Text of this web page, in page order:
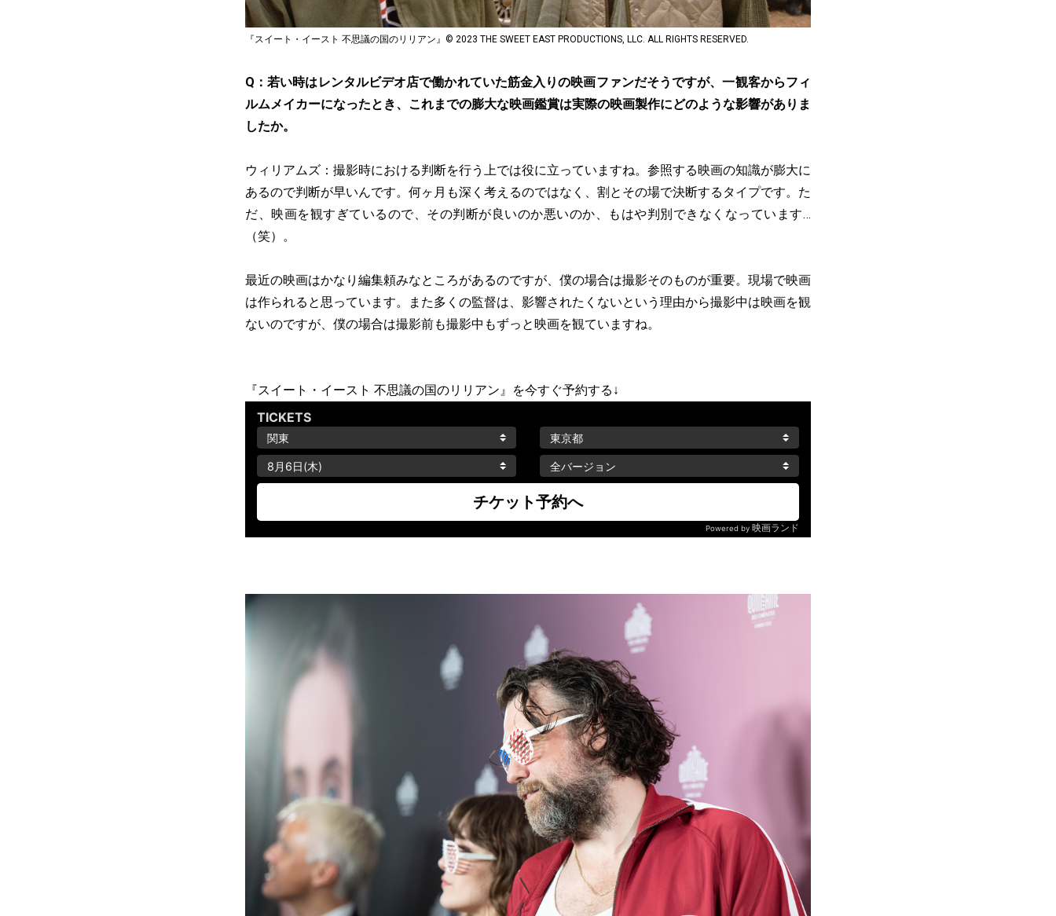
『スイート・イースト 不思議の国のリリアン』© 2023 THE SWEET EAST PRODUCTIONS, LLC. ALL RIGHTS RESERVED.
Q：若い時はレンタルビデオ店で働かれていた筋金入りの映画ファンだそうですが、一観客からフィ
ルムメイカーになったとき、これまでの膨大な映画鑑賞は実際の映画製作にどのような影響がありま
したか。
ウィリアムズ：撮影時における判断を行う上では役に立っていますね。参照する映画の知識が膨大に
あるので判断が早いんです。何ヶ月も深く考えるのではなく、割とその場で決断するタイプです。た
だ、映画を観すぎているので、その判断が良いのか悪いのか、もはや判別できなくなっています…
（笑）。
最近の映画はかなり編集頼みなところがあるのですが、僕の場合は撮影そのものが重要。現場で映画
は作られると思っています。また多くの監督は、影響されたくないという理由から撮影中は映画を観
ないのですが、僕の場合は撮影前も撮影中もずっと映画を観ていますね。
『スイート・イースト 不思議の国のリリアン』を今すぐ予約する↓